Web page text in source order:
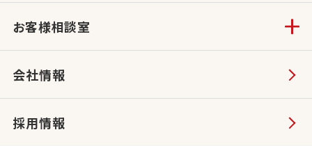
お客様相談室
会社情報
採用情報